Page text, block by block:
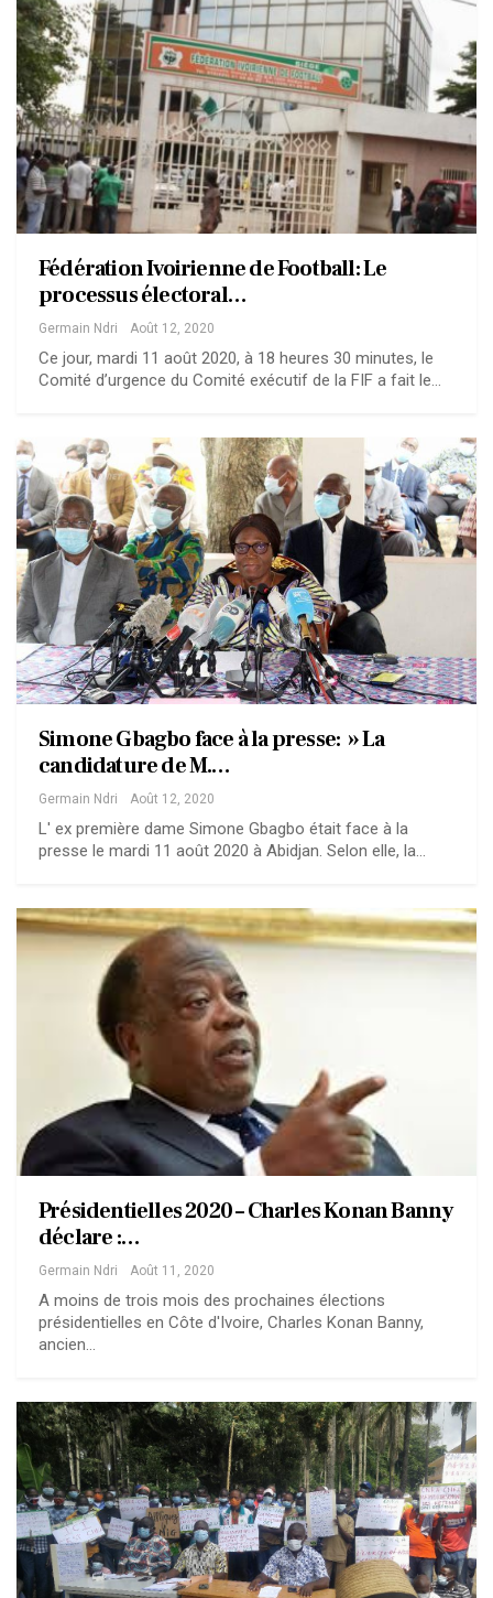
Fédération Ivoirienne de Football: Le
processus électoral…
Germain Ndri Août 12, 2020
Ce jour, mardi 11 août 2020, à 18 heures 30 minutes, le
Comité d’urgence du Comité exécutif de la FIF a fait le…
Simone Gbagbo face à la presse: » La
candidature de M.…
Germain Ndri Août 12, 2020
L' ex première dame Simone Gbagbo était face à la
presse le mardi 11 août 2020 à Abidjan. Selon elle, la…
Présidentielles 2020 – Charles Konan Banny
déclare :…
Germain Ndri Août 11, 2020
A moins de trois mois des prochaines élections
présidentielles en Côte d'Ivoire, Charles Konan Banny,
ancien…